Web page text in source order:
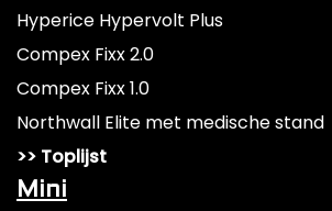
Hyperice Hypervolt Plus
Compex Fixx 2.0
Compex Fixx 1.0
Northwall Elite met medische stand
>> Toplijst
Mini